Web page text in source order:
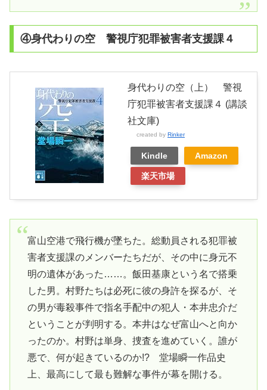
④身代わりの空 警視庁犯罪被害者支援課４
身代わりの空（上） 警視
庁犯罪被害者支援課４ (講談
社文庫)
created by Rinker
Kindle Amazon
楽天市場
富山空港で飛行機が墜ちた。総動員される犯罪被
害者支援課のメンバーたちだが、その中に身元不
明の遺体があった……。飯田基康という名で搭乗
した男。村野たちは必死に彼の身許を探るが、そ
の男が毒殺事件で指名手配中の犯人・本井忠介だ
ということが判明する。本井はなぜ富山へと向か
ったのか。村野は単身、捜査を進めていく。誰が
悪で、何が起きているのか!? 堂場瞬一作品史
上、最高にして最も難解な事件が幕を開ける。